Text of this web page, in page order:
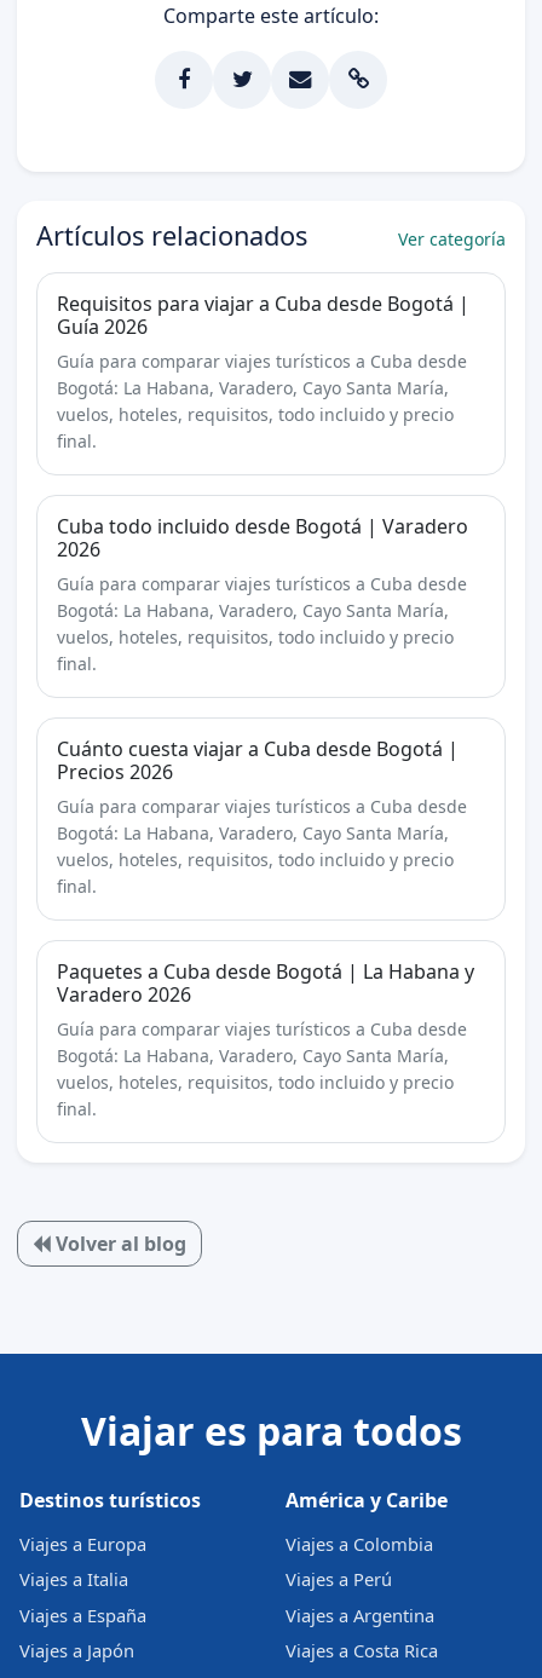
Comparte este artículo:
Artículos relacionados Ver categoría
Requisitos para viajar a Cuba desde Bogotá |
Guía 2026
Guía para comparar viajes turísticos a Cuba desde
Bogotá: La Habana, Varadero, Cayo Santa María,
vuelos, hoteles, requisitos, todo incluido y precio
final.
Cuba todo incluido desde Bogotá | Varadero
2026
Guía para comparar viajes turísticos a Cuba desde
Bogotá: La Habana, Varadero, Cayo Santa María,
vuelos, hoteles, requisitos, todo incluido y precio
final.
Cuánto cuesta viajar a Cuba desde Bogotá |
Precios 2026
Guía para comparar viajes turísticos a Cuba desde
Bogotá: La Habana, Varadero, Cayo Santa María,
vuelos, hoteles, requisitos, todo incluido y precio
final.
Paquetes a Cuba desde Bogotá | La Habana y
Varadero 2026
Guía para comparar viajes turísticos a Cuba desde
Bogotá: La Habana, Varadero, Cayo Santa María,
vuelos, hoteles, requisitos, todo incluido y precio
final.
Volver al blog
Viajar es para todos
Destinos turísticos
Viajes a Europa
Viajes a Italia
Viajes a España
Viajes a Japón
América y Caribe
Viajes a Colombia
Viajes a Perú
Viajes a Argentina
Viajes a Costa Rica